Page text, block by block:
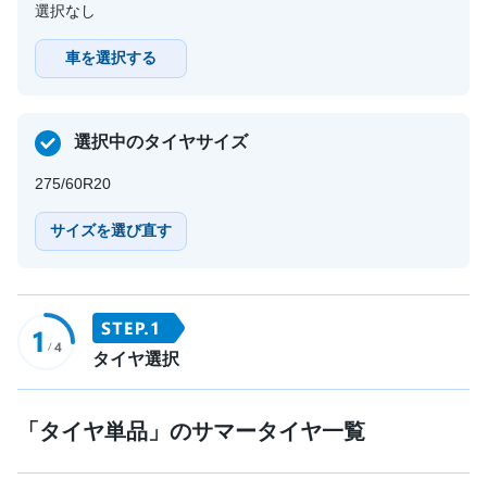
選択なし
車を選択する
選択中のタイヤサイズ
275/60R20
サイズを選び直す
タイヤ選択
「タイヤ単品」のサマータイヤ一覧